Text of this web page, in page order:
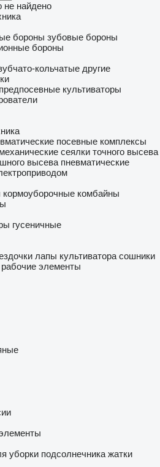
не найдено
бороны зубовые бороны
бороны
кольчатые другие
культиваторы
посевные комплексы
сеялки точного высева
высева пневматические
кормоуборочные комбайны
гусеничные
лапы культиватора сошники
рабочие элементы
уборки подсолнечника жатки